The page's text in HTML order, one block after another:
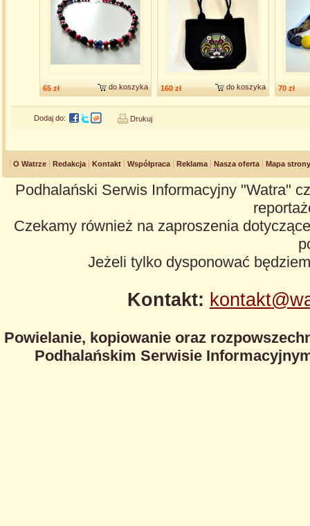
65 zł do koszyka 160 zł do koszyka 70 zł
Dodaj do: Drukuj
O Watrze Redakcja Kontakt Współpraca Reklama Nasza oferta Mapa strony
Podhalański Serwis Informacyjny "Watra"
Czekamy również na zaproszenia
Jeżeli tylko dysponować
Kontakt:
Powielanie, kopiowanie oraz
Podhalańskim Serwisie